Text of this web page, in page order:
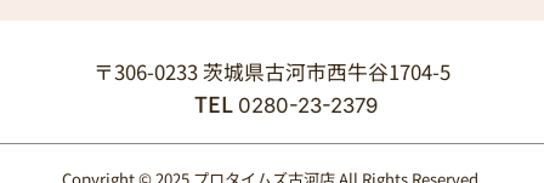
〒306-0233 茨城県古河市西牛谷1704-5
TEL 0280-23-2379